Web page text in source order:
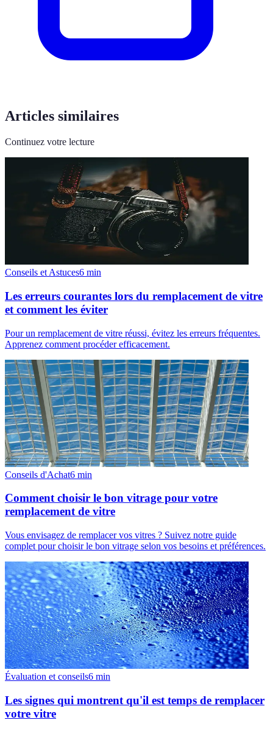
Articles similaires
Continuez votre lecture
Conseils et Astuces6 min
Les erreurs courantes lors du remplacement de vitre
et comment les éviter
Pour un remplacement de vitre réussi, évitez les erreurs fréquentes.
Apprenez comment procéder efficacement.
Conseils d'Achat6 min
Comment choisir le bon vitrage pour votre
remplacement de vitre
Vous envisagez de remplacer vos vitres ? Suivez notre guide
complet pour choisir le bon vitrage selon vos besoins et préférences.
Évaluation et conseils6 min
Les signes qui montrent qu'il est temps de remplacer
votre vitre